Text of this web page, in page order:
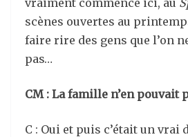
vraiment commencé ici, au
scènes ouvertes au
faire rire des gens que l’on
pas…
CM : La famille n’en pouvait
C : Oui et puis c’était un vrai